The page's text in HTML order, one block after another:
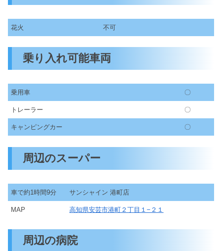
花火 不可
乗り入れ可能車両
乗用車 〇
トレーラー 〇
キャンピングカー 〇
周辺のスーパー
車で約1時間9分 サンシャイン 港町店
MAP 高知県安芸市港町２丁目１−２１
周辺の病院